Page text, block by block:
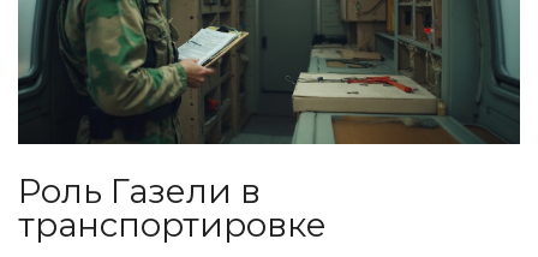
Роль Газели в
транспортировке